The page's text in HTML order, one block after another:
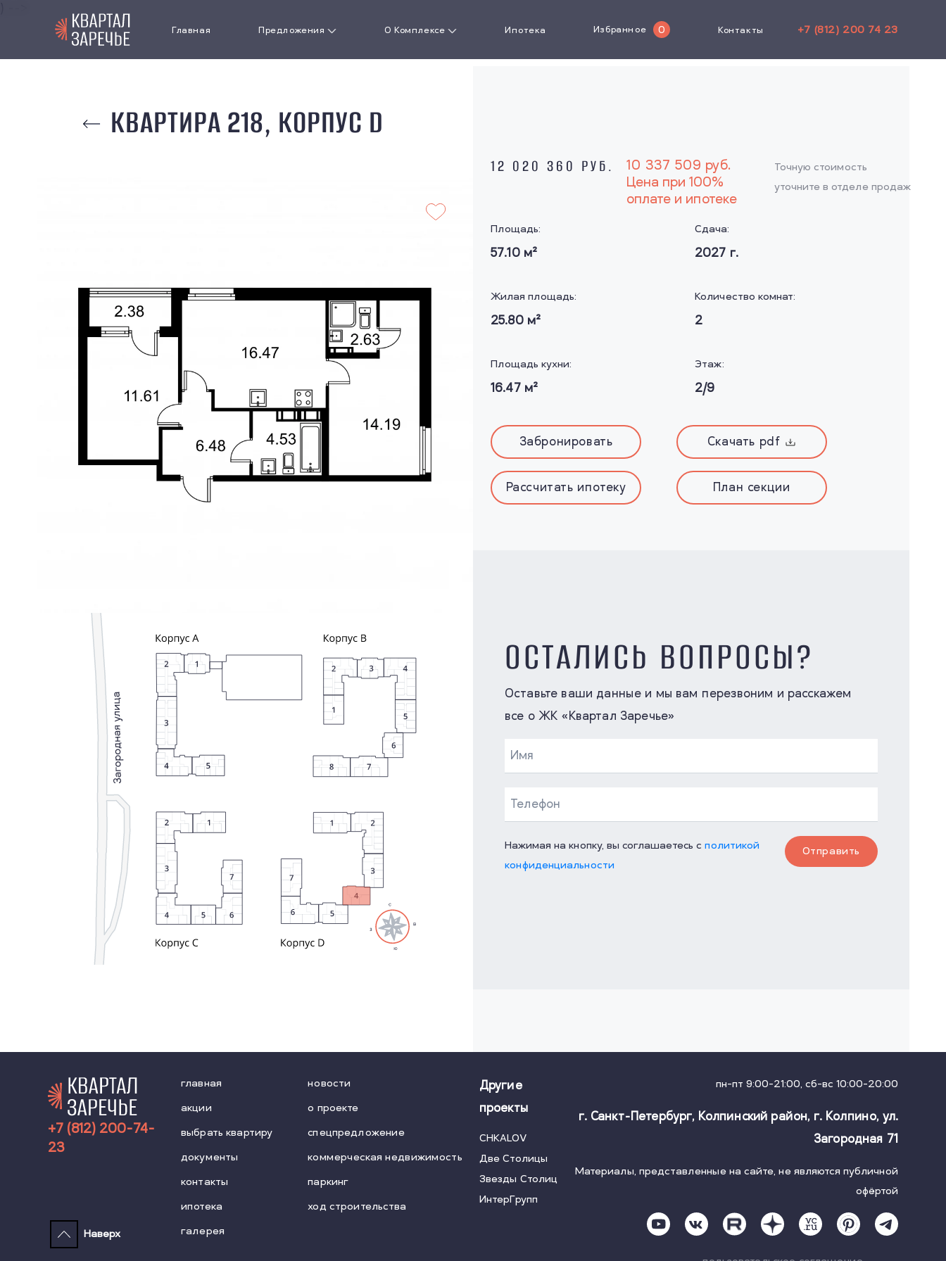
Главная Предложения
Коммерческая
недвижимость
О Комплексе Ипотека Избранное 0 Контакты +7 (812) 200 74 23
КВАРТИРА 218, КОРПУС D
12 020 360 РУБ. 10 337 509 руб.
Цена при 100%
оплате и ипотеке
Точную стоимость
уточните в отделе продаж
Площадь:
57.10м²
Сдача:
2027 г.
Жилая площадь:
25.80м²
Количество комнат:
2
Площадь кухни:
16.47м²
Этаж:
2/9
Забронировать Скачать pdf
Рассчитать ипотеку План секции
ОСТАЛИСЬ ВОПРОСЫ?
Оставьте ваши данные и мы вам перезвоним и расскажем
все о ЖК «Квартал Заречье»
Нажимая на кнопку, вы соглашаетесь сполитикой
конфиденциальности
Отправить
+7 (812) 200-74-
23
главная новости
акции о проекте
выбрать квартиру спецпредложение
документы коммерческая недвижимость
контакты паркинг
ипотека ход строительства
галерея
Другие
проекты
CHKALOV
Две Столицы
Звезды Столиц
ИнтерГрупп
пн-пт 9:00-21:00, сб-вс 10:00-20:00
г. Санкт-Петербург, Колпинский район, г. Колпино, ул.
Загородная 71
Материалы, представленные на сайте, не являются публичной
офёртой
Наверх